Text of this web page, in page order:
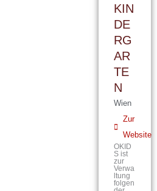
KIN
DE
RG
AR
TE
N
Wien
Zur
Website
OKID
S ist
zur
Verwa
ltung
folgen